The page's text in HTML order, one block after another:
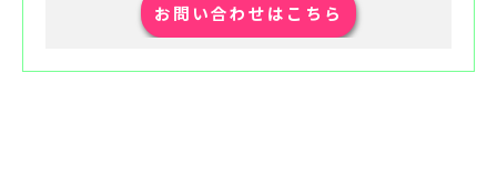
お問い合わせはこちら